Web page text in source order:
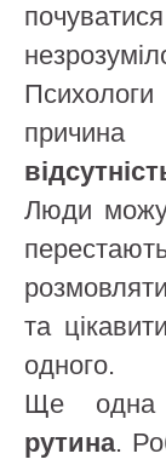
Люди
та
одного.
Ще одна
рутина.